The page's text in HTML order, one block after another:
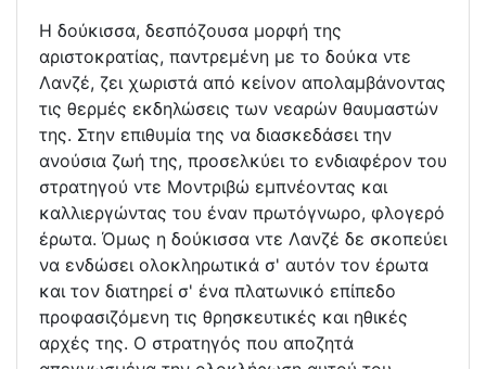
Η δούκισσα, δεσπόζουσα µορφή της
αριστοκρατίας, παντρεµένη µε το δούκα ντε
Λανζέ, ζει χωριστά από κείνον απολαµβάνοντας
τις θερµές εκδηλώσεις των νεαρών θαυµαστών
της. Στην επιθυµία της να διασκεδάσει την
ανούσια ζωή της, προσελκύει το ενδιαφέρον του
στρατηγού ντε Μοντριβώ εµπνέοντας και
καλλιεργώντας του έναν πρωτόγνωρο, φλογερό
έρωτα. Όµως η δούκισσα ντε Λανζέ δε σκοπεύει
να ενδώσει ολοκληρωτικά σ' αυτόν τον έρωτα
και τον διατηρεί σ' ένα πλατωνικό επίπεδο
προφασιζόµενη τις θρησκευτικές και ηθικές
αρχές της. Ο στρατηγός που αποζητά